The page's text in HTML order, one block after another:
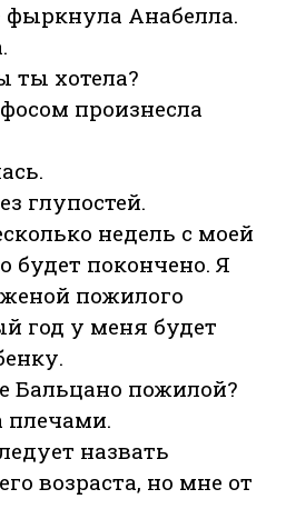
фыркнула Анабелла.
ты хотела?
произнесла
глупостей.
недель с моей
будет покончено. Я
пожилого
год у меня будет
Бальцано пожилой?
плечами.
назвать
возраста, но мне от